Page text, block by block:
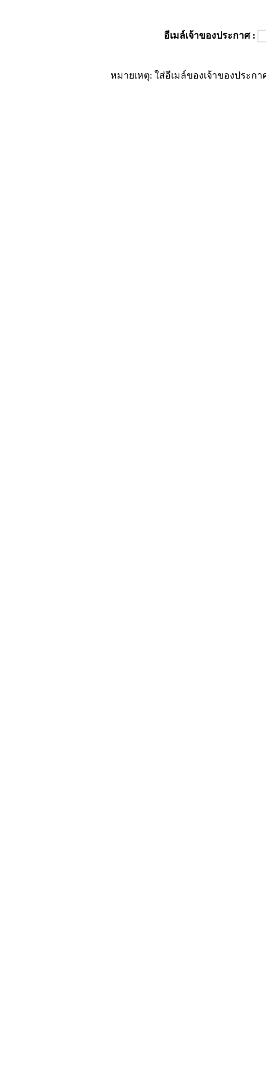
อีเมล์เจ้าของประกาศ:
หมายเหตุ: ใส่อีเมล์ของเจ้าของประก